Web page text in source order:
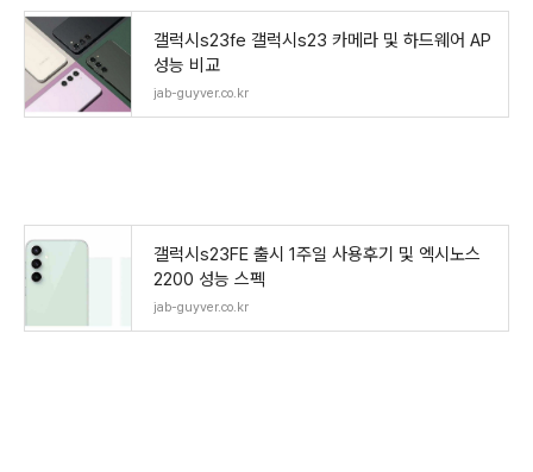
갤럭시s23fe 갤럭시s23 카메라 및 하드웨어 AP
성능 비교
jab-guyver.co.kr
갤럭시s23FE 출시 1주일 사용후기 및 엑시노스
2200 성능 스펙
jab-guyver.co.kr